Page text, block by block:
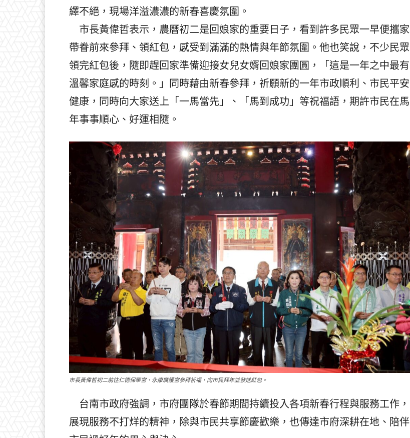
繹不絕，現場洋溢濃濃的新春喜慶氛圍。
市長黃偉哲表示，農曆初二是回娘家的重要日子，看到許多民眾一早便攜家
帶眷前來參拜、領紅包，感受到滿滿的熱情與年節氛圍。他也笑說，不少民眾
領完紅包後，隨即趕回家準備迎接女兒女婿回娘家團圓，「這是一年之中最有
溫馨家庭感的時刻。」同時藉由新春參拜，祈願新的一年市政順利、市民平安
健康，同時向大家送上「一馬當先」、「馬到成功」等祝福語，期許市民在馬
年事事順心、好運相隨。
市長黃偉哲初二前往仁德保華宮、永康廣護宮參拜祈福，向市民拜年並發送紅包。
台南市政府強調，市府團隊於春節期間持續投入各項新春行程與服務工作，
展現服務不打烊的精神，除與市民共享節慶歡樂，也傳達市府深耕在地、陪伴